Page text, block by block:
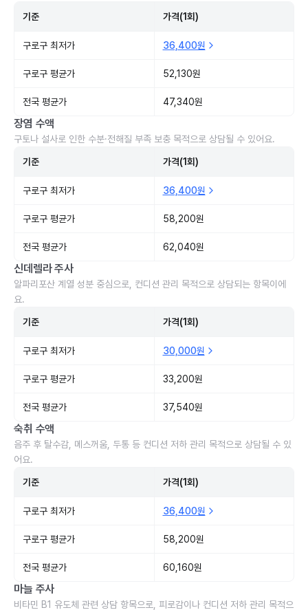
기준 가격(1회)
구로구 최저가 36,400원
구로구 평균가 52,130원
전국 평균가 47,340원
장염 수액
구토나 설사로 인한 수분·전해질 부족 보충 목적으로 상담될 수 있어요.
기준 가격(1회)
구로구 최저가 36,400원
구로구 평균가 58,200원
전국 평균가 62,040원
신데렐라 주사
알파리포산 계열 성분 중심으로, 컨디션 관리 목적으로 상담되는 항목이에
요.
기준 가격(1회)
구로구 최저가 30,000원
구로구 평균가 33,200원
전국 평균가 37,540원
숙취 수액
음주 후 탈수감, 메스꺼움, 두통 등 컨디션 저하 관리 목적으로 상담될 수 있
어요.
기준 가격(1회)
구로구 최저가 36,400원
구로구 평균가 58,200원
전국 평균가 60,160원
마늘 주사
비타민 B1 유도체 관련 상담 항목으로, 피로감이나 컨디션 저하 관리 목적으